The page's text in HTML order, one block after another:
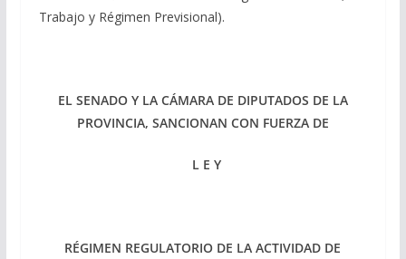
Trabajo y Régimen Previsional).
EL SENADO Y LA CÁMARA DE DIPUTADOS DE LA
PROVINCIA, SANCIONAN CON FUERZA DE
L E Y
RÉGIMEN REGULATORIO DE LA ACTIVIDAD DE